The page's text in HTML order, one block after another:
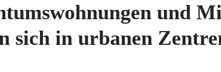
und
sich in urbanen